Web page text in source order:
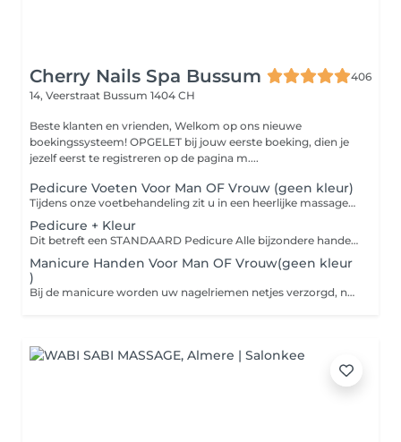
Cherry Nails Spa Bussum
406
14, Veerstraat Bussum 1404 CH
Beste klanten en vrienden, Welkom op ons nieuwe
boekingssysteem! OPGELET bij jouw eerste boeking, dien je
jezelf eerst te registreren op de pagina m....
Pedicure Voeten Voor Man OF Vrouw (geen kleur)
Tijdens onze voetbehandeling zit u in een heerlijke massagestoel en geniet u van een voetenbad. Bij de spa pedicure worden uw nagelriemen netjes verzorgd - Nagels knippen + glad maken + vorm vijlen, ingegroeide nagel behandelen - Verwijderen van eelt en ruwe plekjes - Massage met scrub - Spray met desinfecterende alcohol - Voeten insmeren met creme als afsluiting _ Let op kost 10€ extra per kuntsnagel
Pedicure + Kleur
Dit betreft een STANDAARD Pedicure Alle bijzondere handelingen die risicovol zijn (bijvoorbeeld een ingegroeide teennagel of in geval van suikerziekte) gebeuren op eigen risico.
Manicure Handen Voor Man OF Vrouw(geen kleur
)
Bij de manicure worden uw nagelriemen netjes verzorgd, nagels worden geknipt en glad gemaakt. De vorm van de nagel wordt gevijld en als afsluiting worden de handen met creme ingesmeerd.